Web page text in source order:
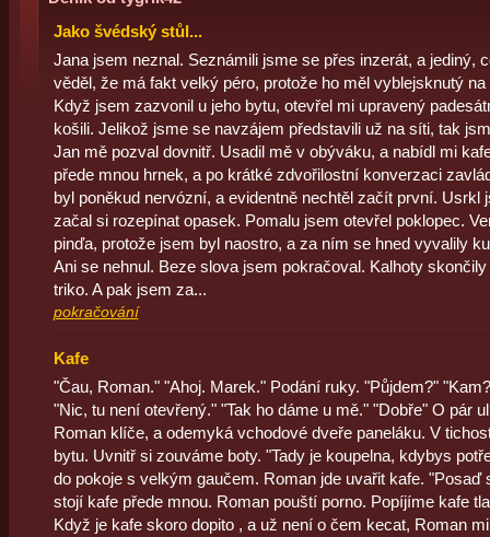
Jako švédský stůl...
Jana jsem neznal. Seznámili jsme se přes inzerát, a jediný,
věděl, že má fakt velký péro, protože ho měl vyblejsknutý
Když jsem zazvonil u jeho bytu, otevřel mi upravený
košili. Jelikož jsme se navzájem představili už na síti, tak
Jan mě pozval dovnitř. Usadil mě v obýváku, a nabídl mi
přede mnou hrnek, a po krátké zdvořilostní konverzaci
byl poněkud nervózní, a evidentně nechtěl začít první. Usrkl
začal si rozepínat opasek. Pomalu jsem otevřel poklopec.
pinďa, protože jsem byl naostro, a za ním se hned vyvalily
Ani se nehnul. Beze slova jsem pokračoval. Kalhoty
triko. A pak jsem za...
pokračování
Kafe
"Čau, Roman." "Ahoj. Marek." Podání ruky. "Půjdem?"
"Nic, tu není otevřený." "Tak ho dáme u mě." "Dobře" O pár
Roman klíče, a odemyká vchodové dveře paneláku. V
bytu. Uvnitř si zouváme boty. "Tady je koupelna, kdybys
do pokoje s velkým gaučem. Roman jde uvařit kafe. "Posaď
stojí kafe přede mnou. Roman pouští porno. Popíjíme kafe
Když je kafe skoro dopito , a už není o čem kecat, Roman